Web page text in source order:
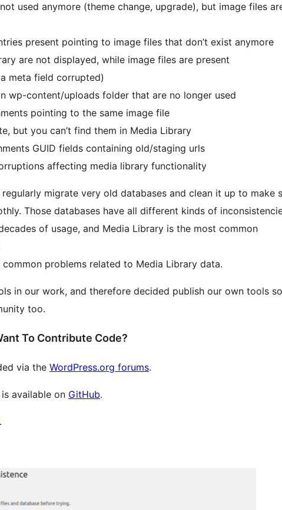
used anymore (theme change, upgrade), but image files
present pointing to image files that don’t exist anymore
are not displayed, while image files are present
meta field corrupted)
wp-content/uploads folder that are no longer used
pointing to the same image file
but you can’t find them in Media Library
GUID fields containing old/staging urls
affecting media library functionality
migrate very old databases and clean it up to make
Those databases have all different kinds of
of usage, and Media Library is the most common
problems related to Media Library data.
in our work, and therefore decided publish our own tools
too.
To Contribute Code?
via the WordPress.org forums.
available on GitHub.
.